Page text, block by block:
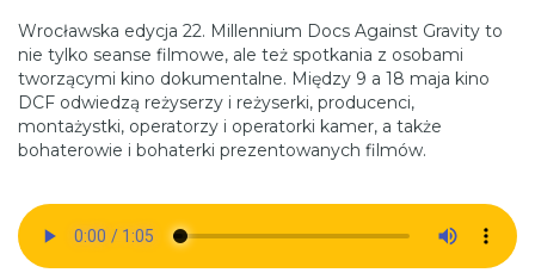
Wrocławska edycja 22. Millennium Docs Against Gravity to
nie tylko seanse filmowe, ale też spotkania z osobami
tworzącymi kino dokumentalne. Między 9 a 18 maja kino
DCF odwiedzą reżyserzy i reżyserki, producenci,
montażystki, operatorzy i operatorki kamer, a także
bohaterowie i bohaterki prezentowanych filmów.